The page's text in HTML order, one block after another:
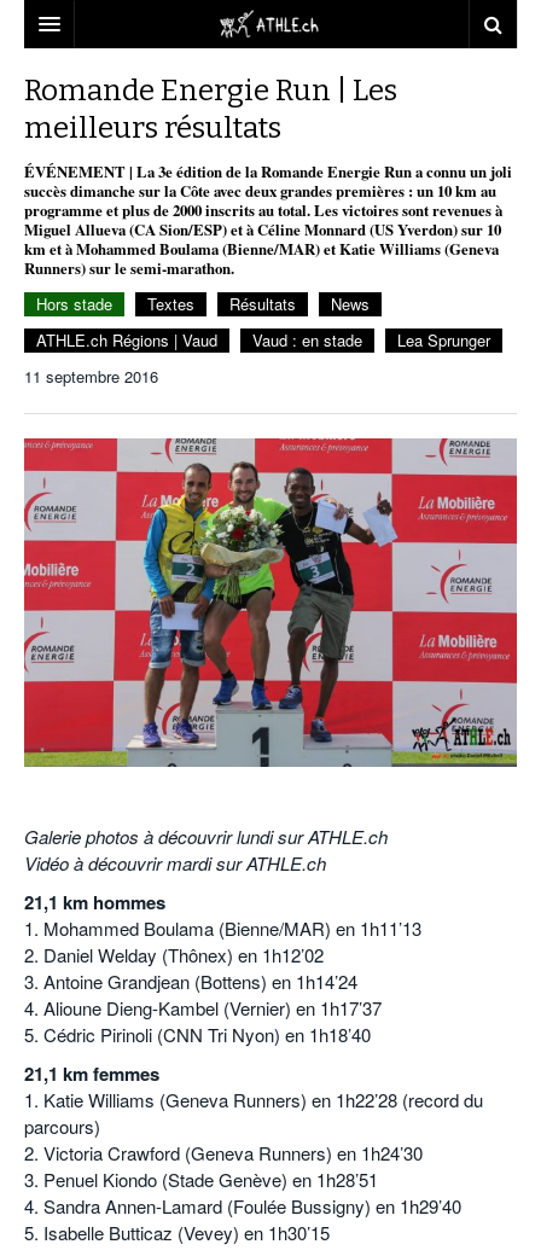
DOSSIERS
CHRONIQUES
TOUT
MICHEL HERREN
REPORTAGES
DOPAGE
GALERIES
STATISTIQUES
STATISTIQUES
MINIMA
PARTENAIRES
CNP
PARTENAIRES
CLUBS PARTENAIRES
FÉDÉRATION
TOUS SUPPORTERS D’ATHLE.CH !
PUBLICITÉ
VIDEOS
ATHLE.CH
CLUB D’ATHLÉTISME
CHARTE ÉDITORIALE
NOUS CONTACTER
POURQUOI ATHLE.CH ?
ATHLE.CH RÉGIONS
ATHLE.CH RÉGIONS | GENÈVE
ATHLE.CH RÉGIONS | JURA
ATHLE.CH RÉGIONS | VAUD
TIMELINE
BIOGRAPHIES
HIGHLIGHTS
Romande Energie Run | Les
meilleurs résultats
ÉVÉNEMENT | La 3e édition de la Romande Energie Run a connu un joli
succès dimanche sur la Côte avec deux grandes premières : un 10 km au
programme et plus de 2000 inscrits au total. Les victoires sont revenues à
Miguel Allueva (CA Sion/ESP) et à Céline Monnard (US Yverdon) sur 10
km et à Mohammed Boulama (Bienne/MAR) et Katie Williams (Geneva
Runners) sur le semi-marathon.
Hors stade Textes Résultats
News
ATHLE.ch Régions | Vaud
Vaud : en stade
Lea Sprunger
11 septembre 2016
Galerie photos à découvrir lundi sur ATHLE.ch
Vidéo à découvrir mardi sur ATHLE.ch
21,1 km hommes
1. Mohammed Boulama (Bienne/MAR) en 1h11’13
2. Daniel Welday (Thônex) en 1h12’02
3. Antoine Grandjean (Bottens) en 1h14’24
4. Alioune Dieng-Kambel (Vernier) en 1h17’37
5. Cédric Pirinoli (CNN Tri Nyon) en 1h18’40
21,1 km femmes
1. Katie Williams (Geneva Runners) en 1h22’28 (record du
parcours)
2. Victoria Crawford (Geneva Runners) en 1h24’30
3. Penuel Kiondo (Stade Genève) en 1h28’51
4. Sandra Annen-Lamard (Foulée Bussigny) en 1h29’40
5. Isabelle Butticaz (Vevey) en 1h30’15